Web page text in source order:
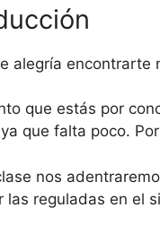
alegría
que estás por
que falta poco.
nos
las reguladas en el